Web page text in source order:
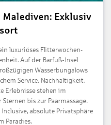
Exklusiv
luxuriöses Flitterwochen-
Auf der Barfuß-Insel
Wasserbungalows
Service. Nachhaltigkeit,
Erlebnisse stehen im
bis zur Paarmassage.
absolute Privatsphäre
Paradies.